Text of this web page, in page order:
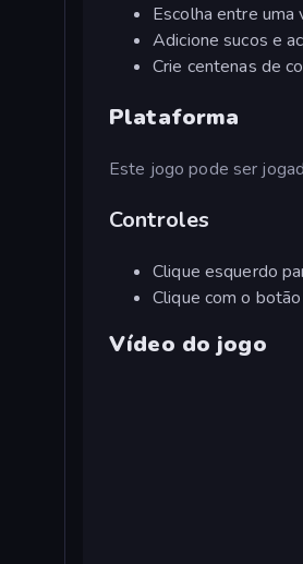
Escolha entre
Adicione sucos e
Crie centenas de
Plataforma
Este jogo pode ser
Controles
Clique esquerdo
Clique com o
Vídeo do jogo